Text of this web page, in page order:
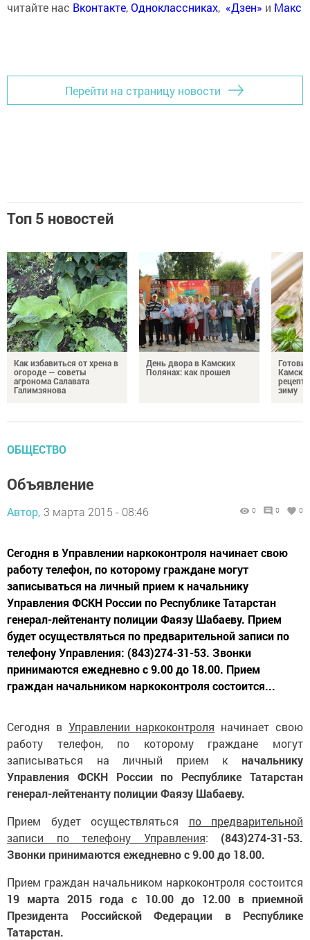
читайте нас Вконтакте,Одноклассниках, «Дзен» и Макс
Перейти на страницу новости
Топ 5 новостей
Как избавиться от хрена в
огороде — советы
агронома Салавата
Галимзянова
День двора в Камских
Полянах: как прошел
зиму
ОБЩЕСТВО
Объявление
Автор, 3 марта 2015 - 08:46 0 0 0
Сегодня в Управлении наркоконтроля начинает свою
работу телефон, по которому граждане могут
записываться на личный прием к начальнику
Управления ФСКН России по Республике Татарстан
генерал-лейтенанту полиции Фаязу Шабаеву. Прием
будет осуществляться по предварительной записи по
телефону Управления: (843)274-31-53. Звонки
принимаются ежедневно с 9.00 до 18.00. Прием
граждан начальником наркоконтроля состоится...
Сегодня в Управлении наркоконтроля начинает свою
работу телефон, по которому граждане могут
записываться на личный прием к начальнику
Управления ФСКН России по Республике Татарстан
генерал-лейтенанту полиции Фаязу Шабаеву.
Прием будет осуществляться по предварительной
записи по телефону Управления: (843)274-31-53.
Звонки принимаются ежедневно с 9.00 до 18.00.
Прием граждан начальником наркоконтроля состоится
19 марта 2015 года с 10.00 до 12.00 в приемной
Президента Российской Федерации в Республике
Татарстан.